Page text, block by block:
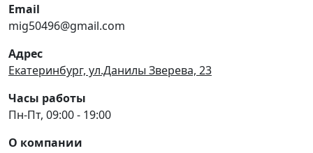
Email
mig50496@gmail.com
Адрес
Екатеринбург, ул.Данилы Зверева, 23
Часы работы
Пн-Пт, 09:00 - 19:00
О компании